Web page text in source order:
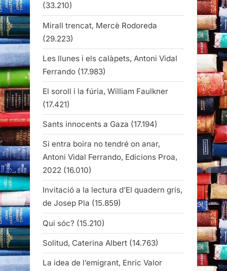
(33.210)
Mirall trencat, Mercè Rodoreda
(29.223)
Les llunes i els calàpets, Antoni Vidal
Ferrando (17.983)
El soroll i la fúria, William Faulkner
(17.421)
Sants innocents a Gaza (17.194)
Si entra boira no tendré on anar,
Antoni Vidal Ferrando, Edicions Proa,
2022 (16.010)
Invitació a la lectura d’El quadern gris,
de Josep Pla (15.859)
Qui sóc? (15.210)
Solitud, Caterina Albert (14.763)
La idea de l’emigrant, Enric Valor